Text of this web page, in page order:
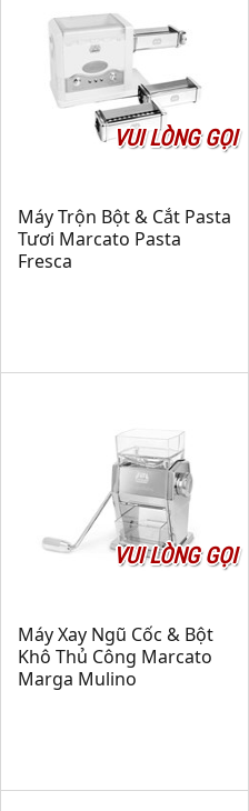
VUI LÒNG GỌI
Máy Trộn Bột & Cắt Pasta
Tươi Marcato Pasta
Fresca
VUI LÒNG GỌI
Máy Xay Ngũ Cốc & Bột
Khô Thủ Công Marcato
Marga Mulino